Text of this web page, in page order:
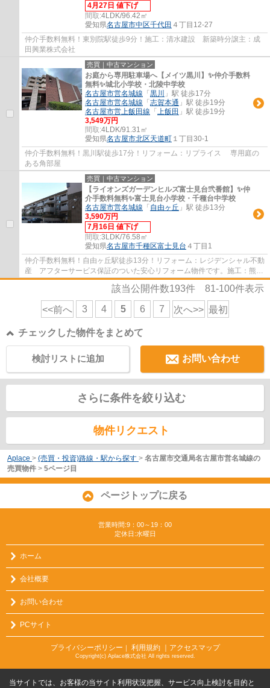
4月27日 値下げ
間取:4LDK/96.42㎡
愛知県名古屋市中区千代田 ４丁目12-27
仲介手数料無料！東別院駅徒歩9分！施工：清水建設 新築時分譲主：成
田興業株式会社
売買｜中古マンション
お庭から専用駐車場へ【メイツ黒川】✨️仲介手数料
無料✨️城北小学校・北陵中学校
名古屋市営名城線 「 黒川
」駅 徒歩17分
名古屋市営名城線 「 志賀本通 」駅 徒歩19分
名古屋市営上飯田線 「 上飯田 」駅 徒歩19分
3,549万円
間取:4LDK/91.31㎡
愛知県名古屋市北区天道町 １丁目30-1
仲介手数料無料！黒川駅徒歩17分！リフォーム：リプライス 専用庭の
ある角部屋
売買｜中古マンション
【ライオンズガーデンヒルズ富士見台弐番館】✨️仲
介手数料無料✨️富士見台小学校・千種台中学校
名古屋市営名城線 「 自由ヶ丘 」駅 徒歩13分
3,590万円
7月16日 値下げ
間取:3LDK/76.58㎡
愛知県名古屋市千種区富士見台 ４丁目1
仲介手数料無料！自由ヶ丘駅徒歩13分！リフォーム：レジデンシャル不動
産 アフターサービス保証のついた安心リフォーム物件です。施工：熊谷
組 分譲主：大京
該当公開件数193件 81-100件表示
<<前へ 3 4 5 6 7 次へ>> 最初
チェックした物件をまとめて
お問い合わせ
検討リストに追加
さらに条件を絞り込む
物件リクエスト
Aplace > (売買・投資)路線・駅から探す > 名古屋市交通局名古屋市営名城線の
売買物件 > 5ページ目
ページトップに戻る
営業時間:9：00～19：00
定休日:水曜日
ホーム
会社概要
お問い合わせ
PCサイト
プライバシーポリシー ｜ 利用規約 ｜アクセスマップ
Copyright(c) Aplace株式会社 All rights reserved.
当サイトでは、お客様の当サイト利用状況把握、サービス向上検討を目的と